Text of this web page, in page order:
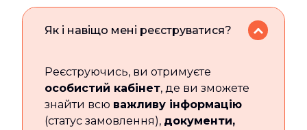
Як і навіщо мені реєструватися?
Реєструючись, ви отримуєте
особистий кабінет, де ви зможете
знайти всю важливу інформацію
(статус замовлення), документи,